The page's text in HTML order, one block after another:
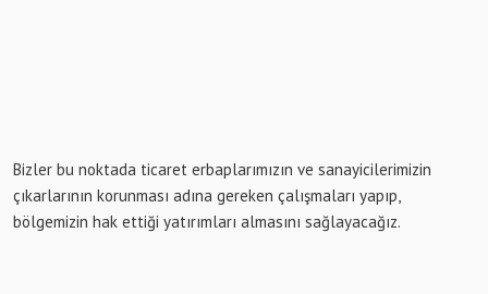
Bizler bu noktada ticaret erbaplarımızın ve sanayicilerimizin
çıkarlarının korunması adına gereken çalışmaları yapıp,
bölgemizin hak ettiği yatırımları almasını sağlayacağız.